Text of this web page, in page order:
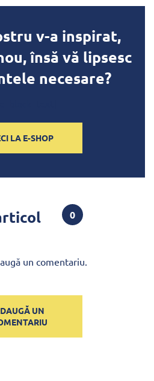
v-a inspirat,
însă vă lipsesc
necesare?
LA E-SHOP
0
un comentariu.
UN